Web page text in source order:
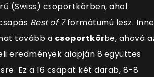
(Swiss) csoportkörben, ahol
Best of 7formátumú lesz.
tovább a csoportkörbe, ahová
eredmények alapján 8 együttes
Ez a 16 csapat két darab, 8-8